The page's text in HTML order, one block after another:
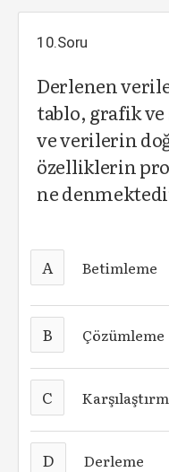
10.Soru
Derlenen
tablo, grafik
ve verilerin
özelliklerin
ne
A Betimleme
B Çözümleme
C
D Derleme